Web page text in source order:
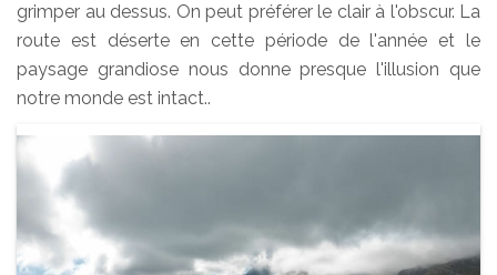
grimper au dessus. On peut préférer le clair à l'obscur. La
route est déserte en cette période de l'année et le
paysage grandiose nous donne presque l'illusion que
notre monde est intact..